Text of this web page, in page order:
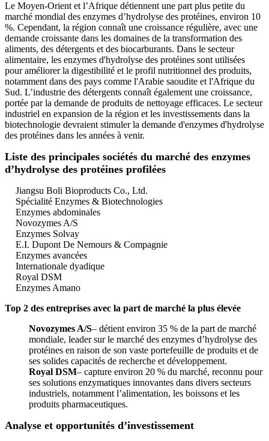
Le Moyen-Orient et l’Afrique détiennent une part plus petite du
marché mondial des enzymes d’hydrolyse des protéines, environ 10
%. Cependant, la région connaît une croissance régulière, avec une
demande croissante dans les domaines de la transformation des
aliments, des détergents et des biocarburants. Dans le secteur
alimentaire, les enzymes d'hydrolyse des protéines sont utilisées
pour améliorer la digestibilité et le profil nutritionnel des produits,
notamment dans des pays comme l'Arabie saoudite et l'Afrique du
Sud. L’industrie des détergents connaît également une croissance,
portée par la demande de produits de nettoyage efficaces. Le secteur
industriel en expansion de la région et les investissements dans la
biotechnologie devraient stimuler la demande d'enzymes d'hydrolyse
des protéines dans les années à venir.
Liste des principales sociétés du marché des enzymes
d’hydrolyse des protéines profilées
Jiangsu Boli Bioproducts Co., Ltd.
Spécialité Enzymes & Biotechnologies
Enzymes abdominales
Novozymes A/S
Enzymes Solvay
E.I. Dupont De Nemours & Compagnie
Enzymes avancées
Internationale dyadique
Royal DSM
Enzymes Amano
Top 2 des entreprises avec la part de marché la plus élevée
Novozymes A/S– détient environ 35 % de la part de marché
mondiale, leader sur le marché des enzymes d’hydrolyse des
protéines en raison de son vaste portefeuille de produits et de
ses solides capacités de recherche et développement.
Royal DSM– capture environ 20 % du marché, reconnu pour
ses solutions enzymatiques innovantes dans divers secteurs
industriels, notamment l’alimentation, les boissons et les
produits pharmaceutiques.
Analyse et opportunités d’investissement